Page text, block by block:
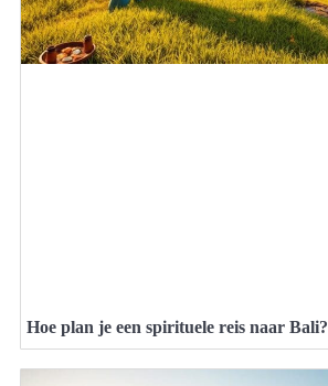
Hoe plan je een spirituele reis naar Bali?